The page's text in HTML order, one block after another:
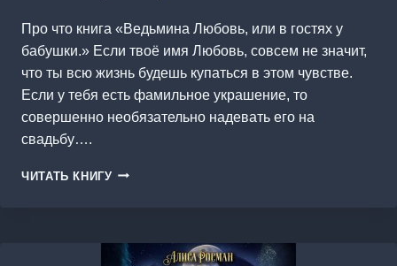
Про что книга «Ведьмина Любовь, или в гостях у
бабушки.» Если твоё имя Любовь, совсем не значит,
что ты всю жизнь будешь купаться в этом чувстве.
Если у тебя есть фамильное украшение, то
совершенно необязательно надевать его на
свадьбу….
ЧИТАТЬ КНИГУ ВЕДЬМИНА
ГОСТЯХ